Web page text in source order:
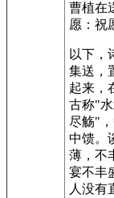
曹植在
愿：祝
以下，
集送，
起来，
古称"
尽觞"
中馈。
薄，不
宴不丰
人没有